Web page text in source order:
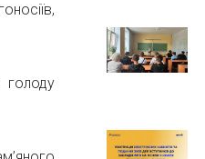
голоду